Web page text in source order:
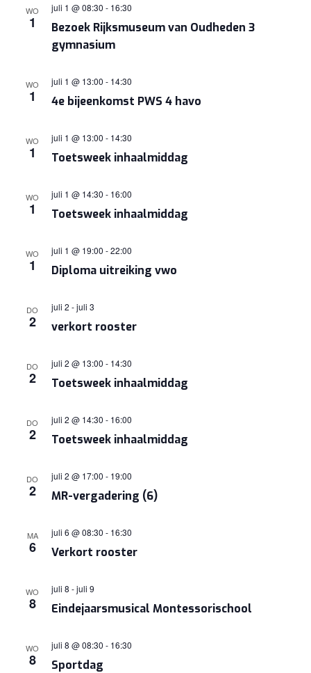
WO
1
Bezoek Rijksmuseum van Oudheden 3
gymnasium
juli 1 @ 08:30 - 16:30
WO
1 4e bijeenkomst PWS 4 havo
juli 1 @ 13:00 - 14:30
WO
1 Toetsweek inhaalmiddag
juli 1 @ 13:00 - 14:30
WO
1 Toetsweek inhaalmiddag
juli 1 @ 14:30 - 16:00
WO
1 Diploma uitreiking vwo
juli 1 @ 19:00 -22:00
DO
2 verkort rooster
juli 2 -juli 3
DO
2 Toetsweek inhaalmiddag
juli 2 @ 13:00 - 14:30
DO
2 Toetsweek inhaalmiddag
juli 2 @ 14:30 - 16:00
DO
2 MR-vergadering (6)
juli 2 @ 17:00 - 19:00
MA
6 Verkort rooster
juli 6 @ 08:30 - 16:30
WO
8 Eindejaarsmusical Montessorischool
juli 8 -juli 9
WO
8 Sportdag
juli 8 @ 08:30 - 16:30